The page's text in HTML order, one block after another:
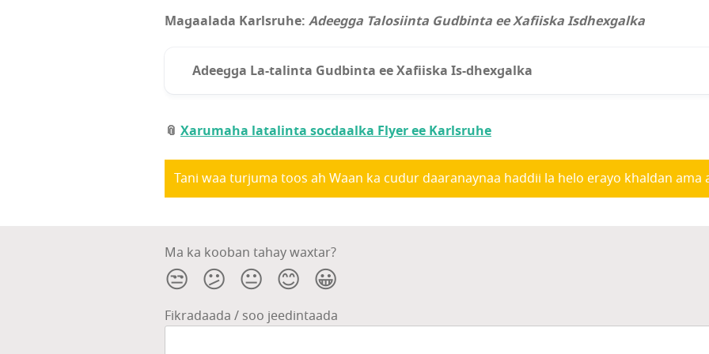
jmd-karlsruhe@ib.de
Balamo habaysan
Loogu talagalay dhalinyarada asal-guurka ah ee da’doodu u dhaxayso 12 ilaa 27.
Jarmal, Ingiriisi, Talyaani, Roomaaniyaan, Ruush,Isbaanish
Magaalada Karlsruhe: Adeegga Talosiinta Gudbinta ee Xafiiska Isdhexgalka
Adeegga La-talinta Gudbinta ee Xafiiska Is-dhexgalka
📎 Xarumaha latalinta socdaalka Flyer ee Karlsruhe
Tani waa turjuma toos ah Waan ka cudur daaranaynaa haddii la helo erayo khaldan ama
Ma ka kooban tahay waxtar?
😒 😕 😐 😊 😀
Fikradaada / soo jeedintaada